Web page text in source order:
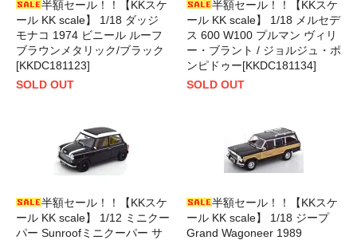
半額セール！！【KKスケ
ール KK scale】 1/18 ダッジ
モナコ 1974 ビニール ルーフ
ブラウンメタリック/ブラック
[KKDC181123]
SOLD OUT
半額セール！！【KKスケ
ール KK scale】 1/18 メルセデ
ス 600 W100 プルマン ヴィリ
ー・ブラント / ジョルジュ・ポ
ンピドゥー[KKDC181134]
SOLD OUT
半額セール！！【KKスケ
ール KK scale】 1/12 ミニクー
パー Sunroofミニクーパー サ
半額セール！！【KKスケ
ール KK scale】 1/18 ジープ
Grand Wagoneer 1989